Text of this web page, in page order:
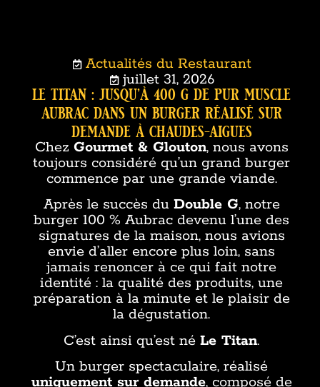
Actualités du Restaurant
juillet 31, 2026
le titan : jusqu’à 400 g de pur muscle
aubrac dans un burger réalisé sur
demande à chaudes-aigues
Chez Gourmet & Glouton, nous avons
toujours considéré qu’un grand burger
commence par une grande viande.
Après le succès du Double G, notre
burger 100 % Aubrac devenu l’une des
signatures de la maison, nous avions
envie d’aller encore plus loin, sans
jamais renoncer à ce qui fait notre
identité : la qualité des produits, une
préparation à la minute et le plaisir de
la dégustation.
C’est ainsi qu’est néLe Titan.
Un burger spectaculaire, réalisé
uniquement sur demande, composé de